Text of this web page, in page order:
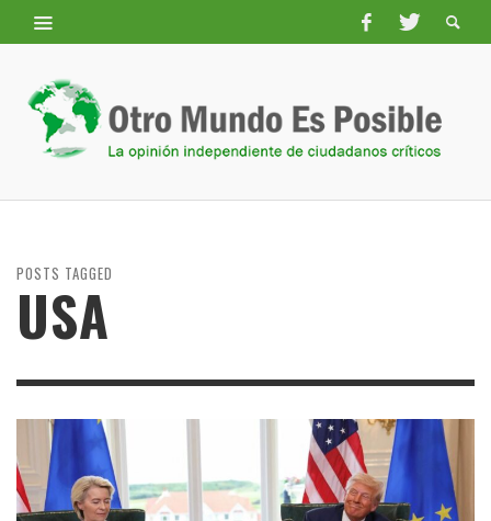
POSTS TAGGED
USA